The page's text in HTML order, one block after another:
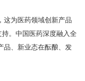
为医药领域创新产品
持。中国医药深度融入全
品、新业态在酝酿、发